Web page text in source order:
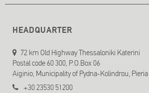
HEADQUARTER
72 km Old Highway Thessaloniki Katerini
Postal code 60 300, P.O.Box 06
Aiginio, Municipality of Pydna-Kolindrou,
+30 23530 51200